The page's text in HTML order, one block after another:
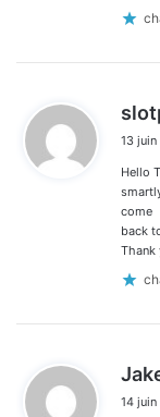
13
Hello
come
back
Thank
14